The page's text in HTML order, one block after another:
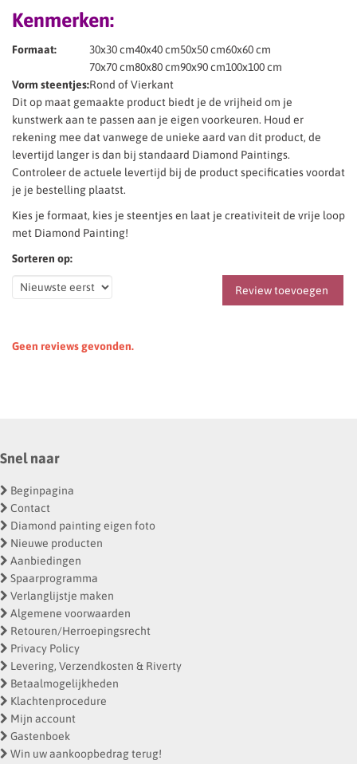
Kenmerken:
Formaat: 30x30 cm40x40 cm50x50 cm60x60 cm
70x70 cm80x80 cm90x90 cm100x100 cm
Vorm steentjes:Rond of Vierkant
Dit op maat gemaakte product biedt je de vrijheid om je
kunstwerk aan te passen aan je eigen voorkeuren. Houd er
rekening mee dat vanwege de unieke aard van dit product, de
levertijd langer is dan bij standaard Diamond Paintings.
Controleer de actuele levertijd bij de product specificaties voordat
je je bestelling plaatst.
Kies je formaat, kies je steentjes en laat je creativiteit de vrije loop
met Diamond Painting!
Sorteren op:
Review toevoegen
Geen reviews gevonden.
Snel naar
Beginpagina
Contact
Diamond painting eigen foto
Nieuwe producten
Aanbiedingen
Spaarprogramma
Verlanglijstje maken
Algemene voorwaarden
Retouren/Herroepingsrecht
Privacy Policy
Levering, Verzendkosten & Riverty
Betaalmogelijkheden
Klachtenprocedure
Mijn account
Gastenboek
Win uw aankoopbedrag terug!